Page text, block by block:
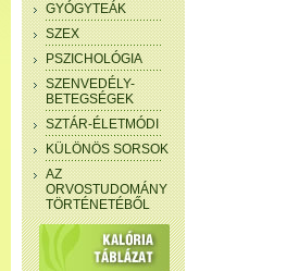
GYÓGYTEÁK
SZEX
PSZICHOLÓGIA
SZENVEDÉLY-
BETEGSÉGEK
SZTÁR-ÉLETMÓDI
KÜLÖNÖS SORSOK
AZ
ORVOSTUDOMÁNY
TÖRTÉNETÉBŐL